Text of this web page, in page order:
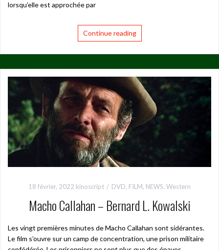
lorsqu’elle est approchée par
Continue reading
18 février, 2022 kinoscript DVD, FILM, NEWS, Western
Macho Callahan – Bernard L. Kowalski
Les vingt premières minutes de Macho Callahan sont sidérantes.
Le film s’ouvre sur un camp de concentration, une prison militaire